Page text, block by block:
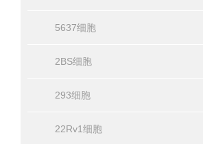
5637细胞
2BS细胞
293细胞
22Rv1细胞